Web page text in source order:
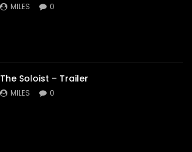
MILES 0
The Soloist – Trailer
MILES 0